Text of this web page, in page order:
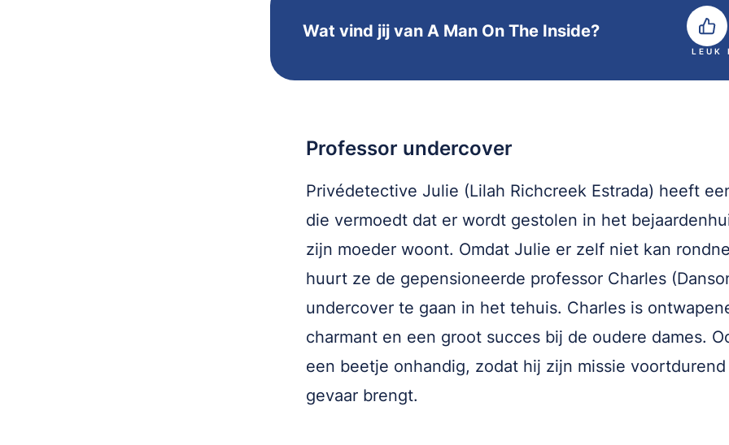
Wat vind jij van A Man On The Inside?
LEUK
Professor undercover
Privédetective Julie (Lilah Richcreek Estrada) heeft
die vermoedt dat er wordt gestolen in het
zijn moeder woont. Omdat Julie er zelf niet kan
huurt ze de gepensioneerde professor Charles
undercover te gaan in het tehuis. Charles is
charmant en een groot succes bij de oudere dames.
een beetje onhandig, zodat hij zijn missie
gevaar brengt.